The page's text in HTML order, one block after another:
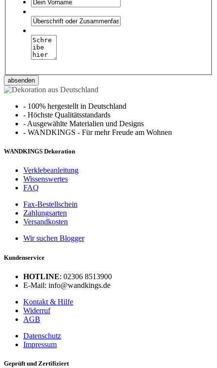
absenden
- 100% hergestellt in Deutschland
- Höchste Qualitätsstandards
- Ausgewählte Materialien und Designs
- WANDKINGS - Für mehr Freude am Wohnen
WANDKINGS Dekoration
Verklebeanleitung
Wissenswertes
FAQ
Fax-Bestellschein
Zahlungsarten
Versandkosten
Wir suchen Blogger
Kundenservice
HOTLINE: 02306 8513900
E-Mail: info@wandkings.de
Kontakt & Hilfe
Widerruf
AGB
Datenschutz
Impressum
Geprüft und Zertifiziert